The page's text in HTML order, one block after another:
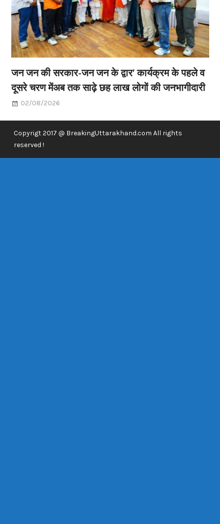
जन जन की सरकार-जन जन के द्वार’ कार्यक्रम के पहले व
दूसरे चरण मेंअब तक साढ़े छह लाख लोगों की जनभागीदारी
02/08/2026
Copyrigt 2017 @ BreakingUttarakhand.com All rights
reserved !